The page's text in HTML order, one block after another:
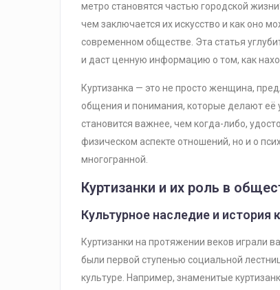
метро становятся частью городской
чем заключается их искусство и как оно
современном обществе. Эта статья
и даст ценную информацию о том, как
Куртизанка — это не просто женщина,
общения и понимания, которые делают её
становится важнее, чем когда-либо,
физическом аспекте отношений, но и о
многогранной.
Куртизанки и их роль в
Культурное наследие и история
Куртизанки на протяжении веков играли
были первой ступенью социальной
культуре. Например, знаменитые